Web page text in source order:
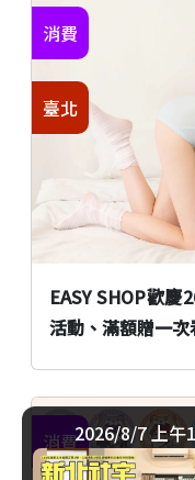
EASY SHOP歡
活動、滿額贈一次
消費
臺北
消費2026/8/7 上午